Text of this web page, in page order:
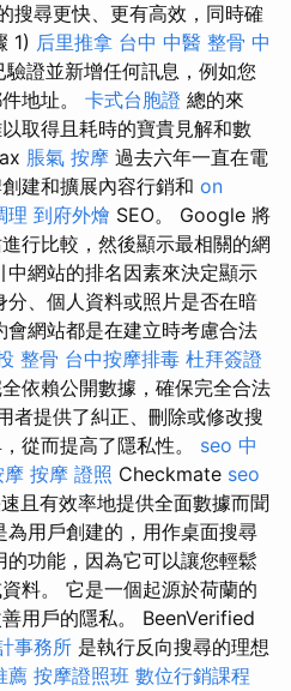
搜尋更快、更有高效，同時確
1) 后里推拿 台中 中醫 整骨 中
驗證並新增任何訊息，例如您
地址。 卡式台胞證 總的來
取得且耗時的寶貴見解和數
脹氣 按摩 過去六年一直在電
建和擴展內容行銷和 on
理 到府外燴 SEO。 Google 將
行比較，然後顯示最相關的網
網站的排名因素來決定顯示
、個人資料或照片是否在暗
網站都是在建立時考慮合法
整骨 台中按摩排毒 杜拜簽證
依賴公開數據，確保完全合法
者提供了糾正、刪除或修改搜
從而提高了隱私性。 seo 中
摩 按摩 證照 Checkmate seo
且有效率地提供全面數據而聞
用戶創建的，用作桌面搜尋
功能，因為它可以讓您輕鬆
料。 它是一個起源於荷蘭的
用戶的隱私。 BeenVerified
事務所 是執行反向搜尋的理想
薦 按摩證照班 數位行銷課程